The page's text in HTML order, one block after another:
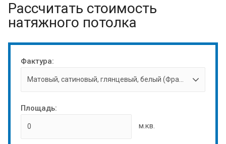
Рассчитать стоимость
натяжного потолка
Фактура:
Площадь:
м.кв.